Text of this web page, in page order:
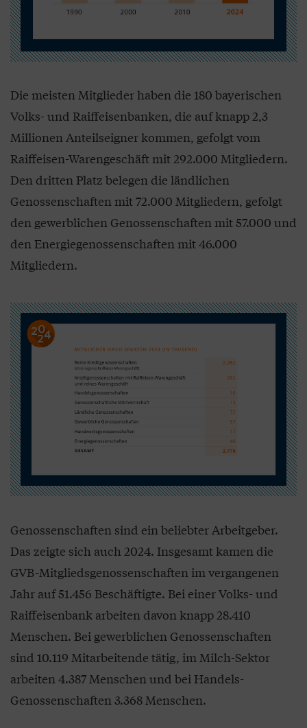
Die meisten Mitglieder haben die 180 bayerischen
Volks- und Raiffeisenbanken, die auf knapp 2,3
Millionen Anteilseigner kommen, gefolgt vom
Raiffeisen-Warengeschäft mit 292.000 Mitgliedern.
Den dritten Platz belegen die ländlichen
Genossenschaften mit 72.000 Mitgliedern, gefolgt
den gewerblichen Genossenschaften mit 57.000 und
den Energiegenossenschaften mit 46.000
Mitgliedern.
Genossenschaften sind ein beliebter Arbeitgeber.
Das zeigte sich auch 2024. Insgesamt kamen die
GVB-Mitgliedsgenossenschaften im vergangenen
Jahr auf 51.456 Beschäftigte. Bei einer Volks- und
Raiffeisenbank arbeiten davon knapp 28.410
Menschen. Bei gewerblichen Genossenschaften
sind 10.119 Mitarbeitende tätig, im Milch-Sektor
arbeiten 4.387 Menschen und bei Handels-
Genossenschaften 3.368 Menschen.